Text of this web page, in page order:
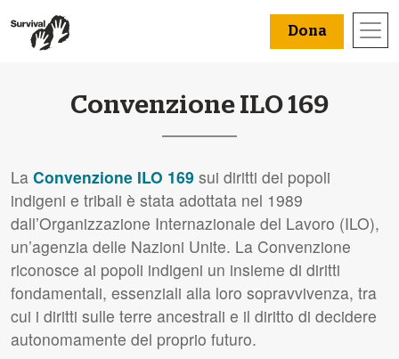
Dona
Convenzione ILO 169
La Convenzione ILO 169 sui diritti dei popoli
indigeni e tribali è stata adottata nel 1989
dall’Organizzazione Internazionale del Lavoro (ILO),
un’agenzia delle Nazioni Unite. La Convenzione
riconosce ai popoli indigeni un insieme di diritti
fondamentali, essenziali alla loro sopravvivenza, tra
cui i diritti sulle terre ancestrali e il diritto di decidere
autonomamente del proprio futuro.